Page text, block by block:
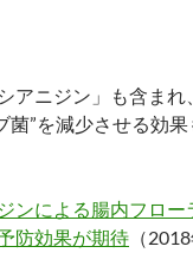
アニジン」も含まれ
菌”を減少させる効
ンによる腸内フロー
防効果が期待 （